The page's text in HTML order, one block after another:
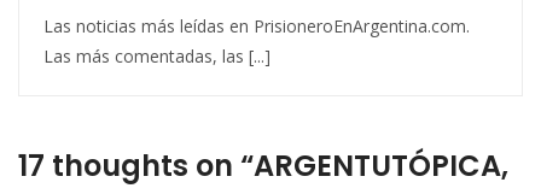
Las noticias más leídas en PrisioneroEnArgentina.com.
Las más comentadas, las [...]
17 thoughts on “ARGENTUTÓPICA,